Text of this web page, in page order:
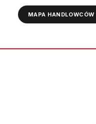
MAPA HANDLOWCÓW